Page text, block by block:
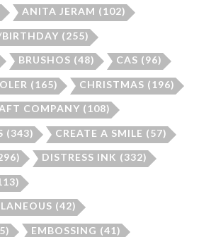
ANITA JERAM (102)
(255)
BRUSHOS (48) CAS (96)
(165) CHRISTMAS (196)
COMPANY (108)
(343) CREATE A SMILE (57)
DISTRESS INK (332)
(42)
EMBOSSING (41)